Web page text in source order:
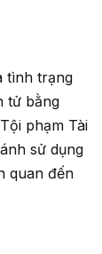
tình trạng
tử bằng
phạm Tài
sử dụng
quan đến